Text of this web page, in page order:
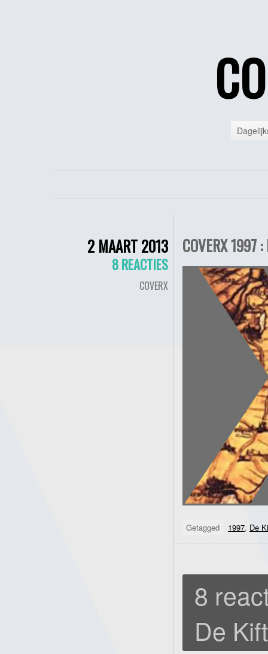
2 MAART 2013
8 REACTIES
COVERX
COVERX 1997
Getagged 1997, De
8
De